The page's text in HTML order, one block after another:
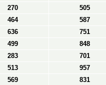
270 505
464 587
636 751
499 848
283 701
513 957
569 831